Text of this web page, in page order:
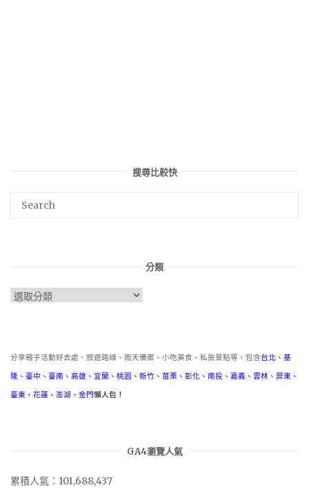
搜尋比較快
分類
分
分享親子活動好去處、旅遊路線、雨天備案、小吃美食、私房景點等，包含台北 、 基
隆 、 臺中 、 臺南 、 高雄 、 宜蘭 、 桃園 、 新竹 、 苗栗 、 彰化 、 南投 、 嘉義 、 雲林 、 屏東 、
臺東 、 花蓮 、 澎湖 、 金門懶人包！
GA4瀏覽人氣
累積人氣：101,688,437